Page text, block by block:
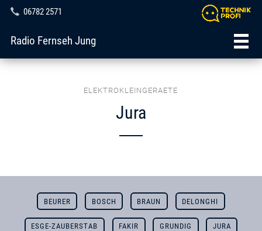
06782 2571
Radio Fernseh Jung
ELEKTROKLEINGERAETE
Jura
BEURER BOSCH BRAUN DELONGHI
ESGE-ZAUBERSTAB FAKIR GRUNDIG JURA